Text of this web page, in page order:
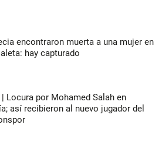
encontraron muerta a una mujer en
hay capturado
Locura por Mohamed Salah en
así recibieron al nuevo jugador del